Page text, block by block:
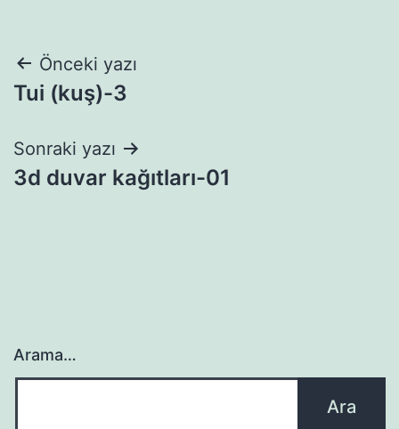
Yazı
gezinmesi
Önceki yazı
Tui (kuş)-3
Sonraki yazı
3d duvar kağıtları-01
Arama…